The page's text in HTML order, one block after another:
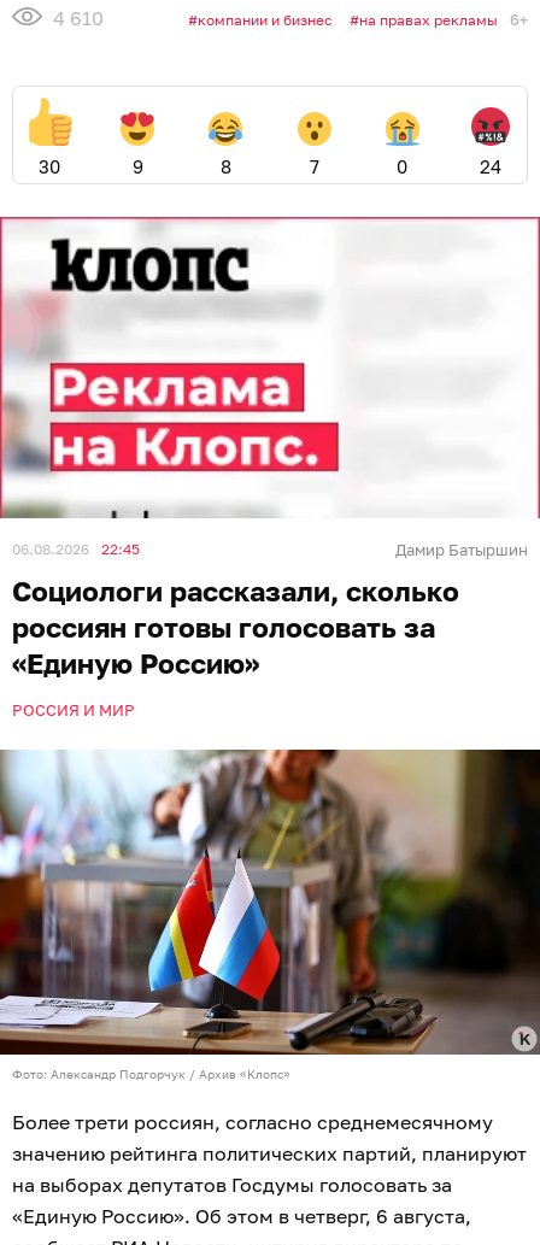
4 610 компании и бизнес на правах рекламы 6+
30 9 8 7 0 24
06.08.2026 22:45 Дамир Батыршин
Социологи рассказали, сколько
россиян готовы голосовать за
«Единую Россию»
РОССИЯ И МИР
Фото: Александр Подгорчук / Архив «Клопс»
Более трети россиян, согласно среднемесячному
значению рейтинга политических партий, планируют
на выборах депутатов Госдумы голосовать за
«Единую Россию». Об этом в четверг, 6 августа,